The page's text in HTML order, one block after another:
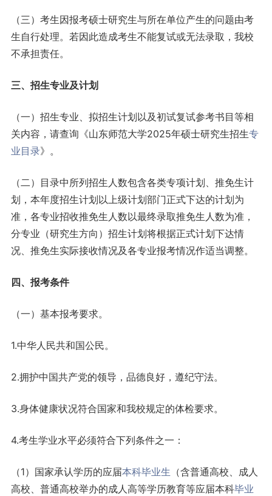
（三）考生因报考硕士研究生与所在单位产生的问题由考
生自行处理。若因此造成考生不能复试或无法录取，我校
不承担责任。
三、招生专业及计划
（一）招生专业、拟招生计划以及初试复试参考书目等相
关内容，请查询《山东师范大学2025年硕士研究生招生专
业目录》。
（二）目录中所列招生人数包含各类专项计划、推免生计
划，本年度招生计划以上级计划部门正式下达的计划为
准，各专业招收推免生人数以最终录取推免生人数为准，
分专业（研究生方向）招生计划将根据正式计划下达情
况、推免生实际接收情况及各专业报考情况作适当调整。
四、报考条件
（一）基本报考要求。
1.中华人民共和国公民。
2.拥护中国共产党的领导，品德良好，遵纪守法。
3.身体健康状况符合国家和我校规定的体检要求。
4.考生学业水平必须符合下列条件之一：
（1）国家承认学历的应届本科毕业生 （含普通高校、成人
高校、普通高校举办的成人高等学历教育等应届本科毕业